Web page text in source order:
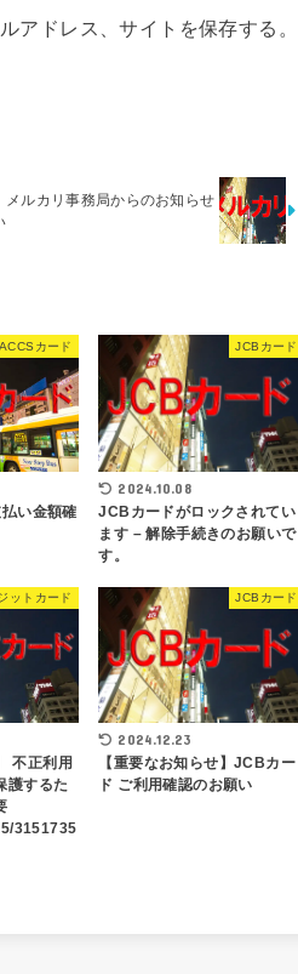
アドレス、サイトを保存する。
メルカリ事務局からのお知らせ
カード
い金額確
JCBカード
2024.10.08
JCBカードがロックされてい
ます – 解除⼿続きのお願いで
す。
ットカード
不正利用
護するた
3151735
JCBカード
2024.12.23
【重要なお知らせ】JCBカー
ド ご利用確認のお願い